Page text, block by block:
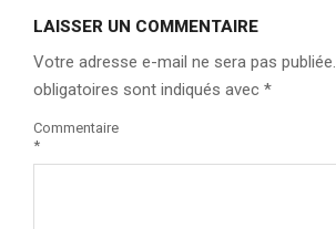
LAISSER UN COMMENTAIRE
Votre adresse e-mail ne sera pas publiée.
obligatoires sont indiqués avec *
Commentaire
*